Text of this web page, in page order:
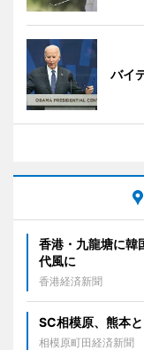
バイ
香港・九龍塘に
代風に
香港経済新聞
SC相模原、熊本
相模原町田経済新聞